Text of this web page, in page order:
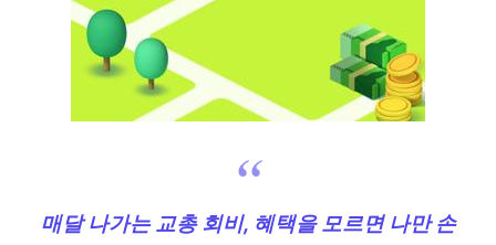
매달 나가는 교총 회비, 혜택을 모르면 나만 손